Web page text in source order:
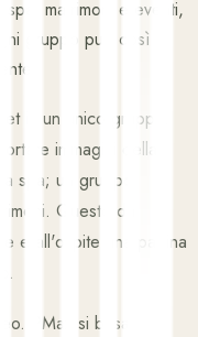
spa, matrimoni e eventi,
gruppo può così
in un unico gruppo.
immagini della
spa; un gruppo
Questo dà
e all'ospite una pagina
PMax si basa